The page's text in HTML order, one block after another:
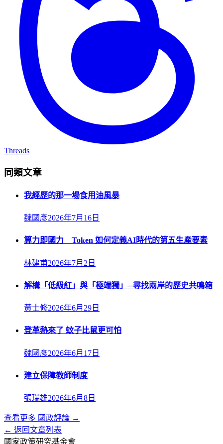
Threads
同類文章
我經歷的那一場食用油風暴
魏國彥2026年7月16日
算力即國力 Token 如何定義AI時代的第五生產要素
林建甫2026年7月2日
解構「低級紅」與「極端獨」─尋找兩岸的歷史共鳴箱
黃士修2026年6月29日
登革熱來了 蚊子比鼠更可怕
魏國彥2026年6月17日
建立保障教師制度
張瑞雄2026年6月8日
查看更多 國政評論 →
← 返回文章列表
國家政策研究基金會